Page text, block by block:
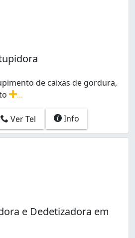
de caixas de gordura,
Ver Tel Info
e Dedetizadora em